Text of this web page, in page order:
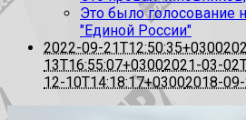
Это было голосование
"Единой России"
2022-09-21T12:50:35+0300
13T16:55:07+03002021-03-
12-10T14:18:17+03002018-